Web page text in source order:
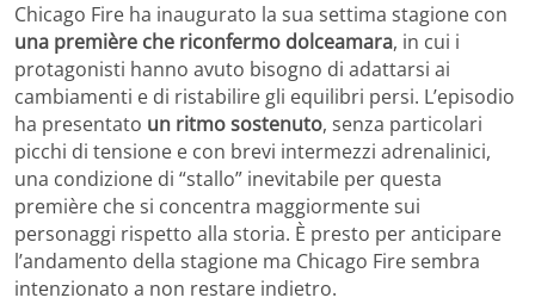
Chicago Fire ha inaugurato la sua settima stagione con
una première che riconfermo dolceamara, in cui i
protagonisti hanno avuto bisogno di adattarsi ai
cambiamenti e di ristabilire gli equilibri persi. L’episodio
ha presentato un ritmo sostenuto, senza particolari
picchi di tensione e con brevi intermezzi adrenalinici,
una condizione di “stallo” inevitabile per questa
première che si concentra maggiormente sui
personaggi rispetto alla storia. È presto per anticipare
l’andamento della stagione ma Chicago Fire sembra
intenzionato a non restare indietro.